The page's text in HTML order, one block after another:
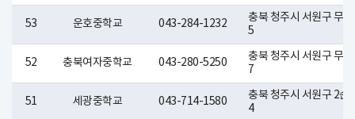
53 운호중학교 043-284-1232
충북 청주시 서원구 무
5
52 충북여자중학교 043-280-5250
충북 청주시 서원구 무
7
51 세광중학교 043-714-1580
충북 청주시 서원구 2순
4